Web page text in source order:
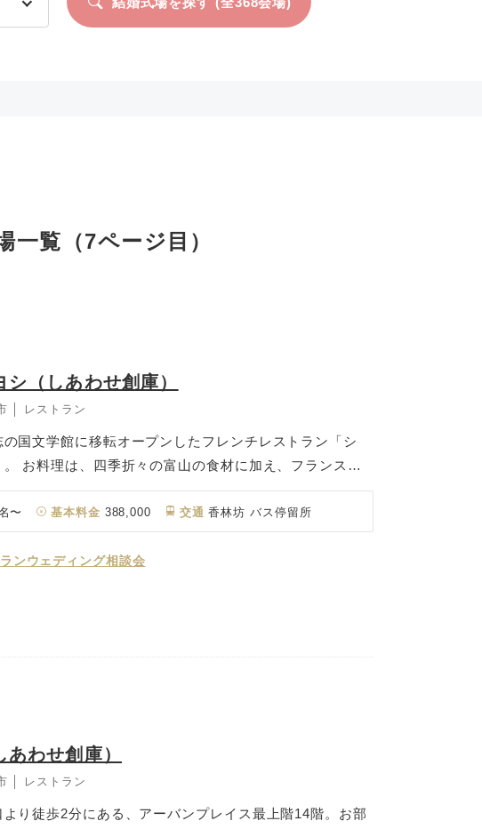
覧（7ページ目）
シ（しあわせ創庫）
│ レストラン
国文学館に移転オープンしたフレンチレストラン「シ
。 お料理は、四季折々の富山の食材に加え、フランスの
の旬の食材を使用し、フランス料理の技法を使用した正統
。 「シェ・ヨシ」では、緑豊かな富山の自然に囲まれた
トホームなウェディングが可能です。
〜 基本料金 388,000 交通 香林坊 バス停留所
ンウェディング相談会
わせ創庫）
│ レストラン
り徒歩2分にある、アーバンプレイス最上階14階。お部